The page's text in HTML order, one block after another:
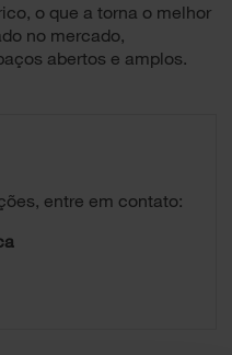
o que a torna o melhor
no mercado,
abertos e amplos.
entre em contato: